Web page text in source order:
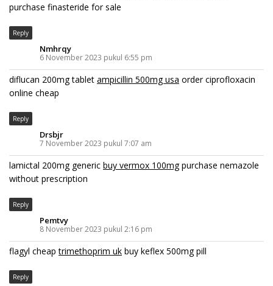
purchase finasteride for sale
Reply
Nmhrqy
6 November 2023 pukul 6:55 pm
diflucan 200mg tablet ampicillin 500mg usa order ciprofloxacin
online cheap
Reply
Drsbjr
7 November 2023 pukul 7:07 am
lamictal 200mg generic buy vermox 100mgpurchase nemazole
without prescription
Reply
Pemtvy
8 November 2023 pukul 2:16 pm
flagyl cheaptrimethoprim uk buy keflex 500mg pill
Reply